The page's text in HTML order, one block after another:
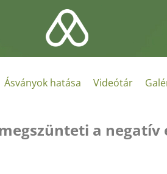
Ásványok hatása Videótár
a